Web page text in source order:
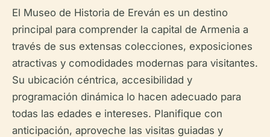
El Museo de Historia de Ereván es un destino
principal para comprender la capital de Armenia a
través de sus extensas colecciones, exposiciones
atractivas y comodidades modernas para visitantes.
Su ubicación céntrica, accesibilidad y
programación dinámica lo hacen adecuado para
todas las edades e intereses. Planifique con
anticipación, aproveche las visitas guiadas y